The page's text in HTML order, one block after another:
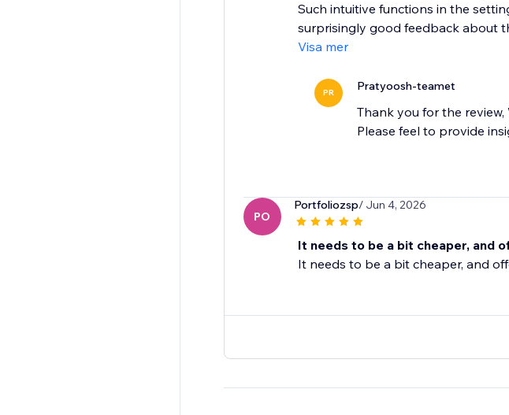
Such intuitive functions in the
surprisingly good feedback about
Visa mer
PR Pratyoosh-teamet
Thank you for the
Please feel to provide
PO
Portfoliozsp/ Jun 4, 2026
It needs to be a bit cheaper, and
It needs to be a bit cheaper, and